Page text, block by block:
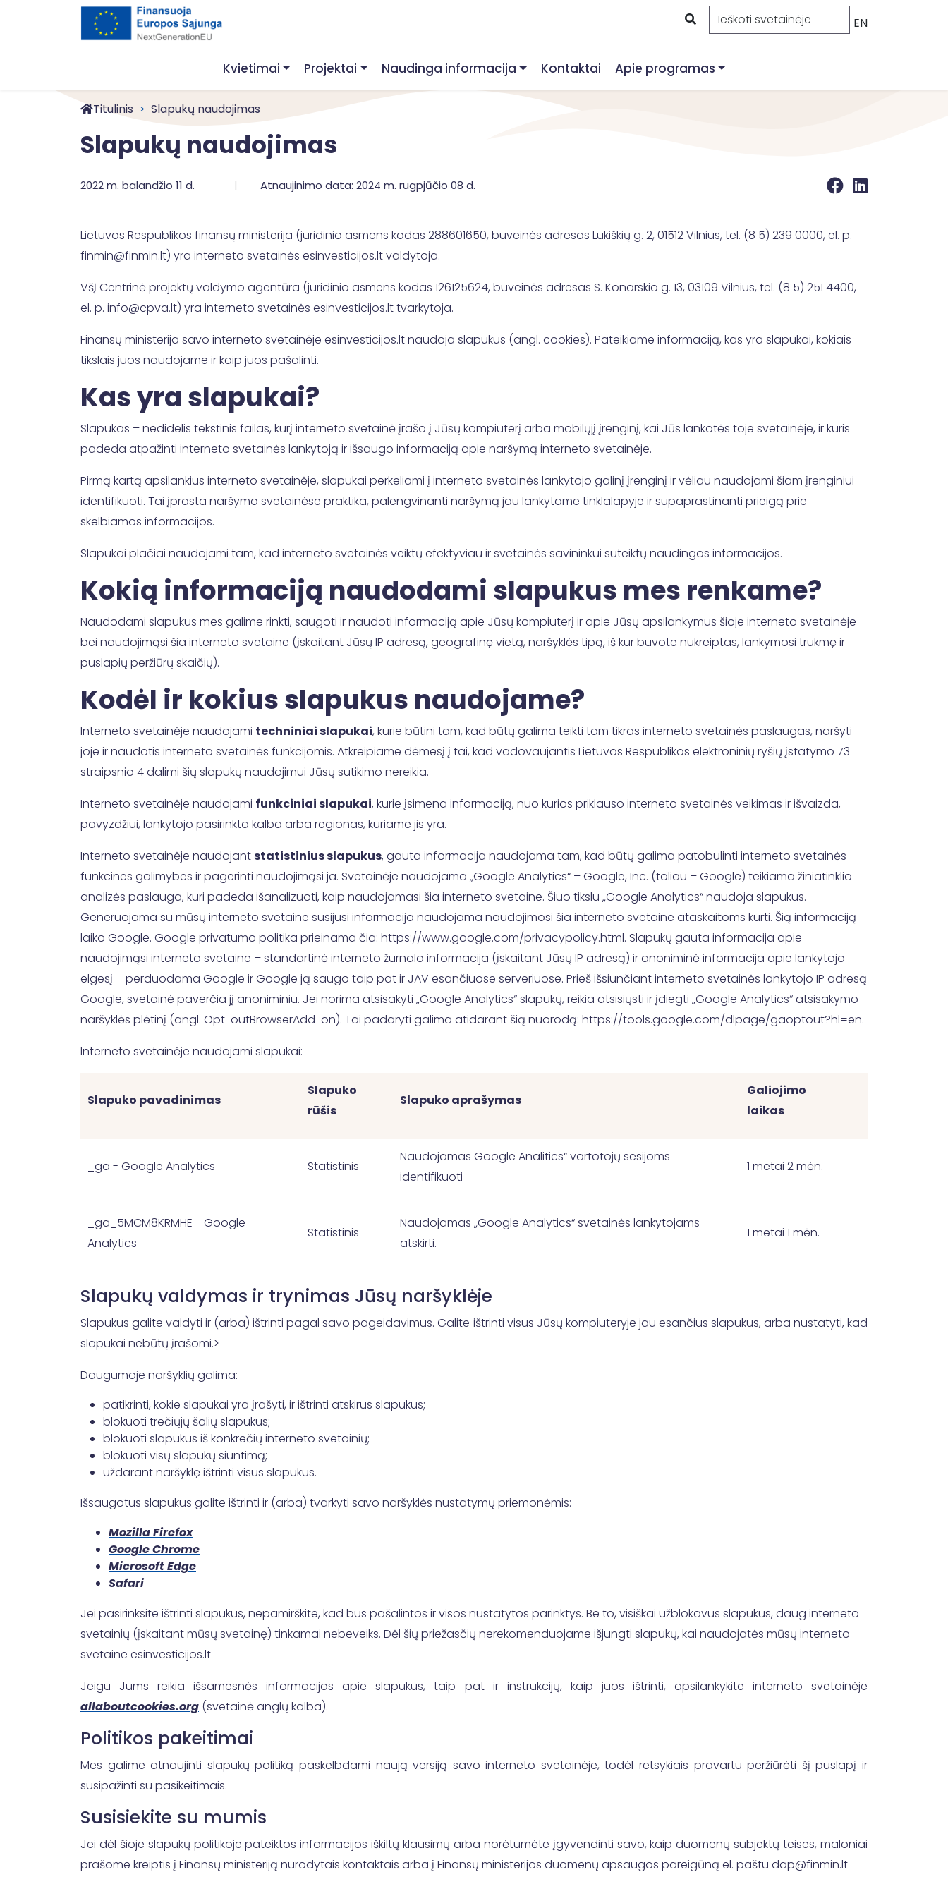
EN
Kvietimai Projektai Naudinga informacija Kontaktai Apie programas
Titulinis Slapukų naudojimas
Slapukų naudojimas
2022 m. balandžio 11 d. Atnaujinimo data: 2024 m. rugpjūčio 08 d.
Lietuvos Respublikos finansų ministerija (juridinio asmens kodas 288601650, buveinės adresas Lukiškių g. 2, 01512 Vilnius, tel. (8 5) 239 0000, el. p.
finmin@finmin.lt) yra interneto svetainės esinvesticijos.lt valdytoja.
VšĮ Centrinė projektų valdymo agentūra (juridinio asmens kodas 126125624, buveinės adresas S. Konarskio g. 13, 03109 Vilnius, tel. (8 5) 251 4400,
el. p. info@cpva.lt) yra interneto svetainės esinvesticijos.lt tvarkytoja.
Finansų ministerija savo interneto svetainėje esinvesticijos.lt naudoja slapukus (angl. cookies). Pateikiame informaciją, kas yra slapukai, kokiais
tikslais juos naudojame ir kaip juos pašalinti.
Kas yra slapukai?
Slapukas – nedidelis tekstinis failas, kurį interneto svetainė įrašo į Jūsų kompiuterį arba mobilųjį įrenginį, kai Jūs lankotės toje svetainėje, ir kuris
padeda atpažinti interneto svetainės lankytoją ir išsaugo informaciją apie naršymą interneto svetainėje.
Pirmą kartą apsilankius interneto svetainėje, slapukai perkeliami į interneto svetainės lankytojo galinį įrenginį ir vėliau naudojami šiam įrenginiui
identifikuoti. Tai įprasta naršymo svetainėse praktika, palengvinanti naršymą jau lankytame tinklalapyje ir supaprastinanti prieigą prie
skelbiamos informacijos.
Slapukai plačiai naudojami tam, kad interneto svetainės veiktų efektyviau ir svetainės savininkui suteiktų naudingos informacijos.
Kokią informaciją naudodami slapukus mes renkame?
Naudodami slapukus mes galime rinkti, saugoti ir naudoti informaciją apie Jūsų kompiuterį ir apie Jūsų apsilankymus šioje interneto svetainėje
bei naudojimąsi šia interneto svetaine (įskaitant Jūsų IP adresą, geografinę vietą, naršyklės tipą, iš kur buvote nukreiptas, lankymosi trukmę ir
puslapių peržiūrų skaičių).
Kodėl ir kokius slapukus naudojame?
Interneto svetainėje naudojami techniniai slapukai, kurie būtini tam, kad būtų galima teikti tam tikras interneto svetainės paslaugas, naršyti
joje ir naudotis interneto svetainės funkcijomis. Atkreipiame dėmesį į tai, kad vadovaujantis Lietuvos Respublikos elektroninių ryšių įstatymo 73
straipsnio 4 dalimi šių slapukų naudojimui Jūsų sutikimo nereikia.
Interneto svetainėje naudojami funkciniai slapukai, kurie įsimena informaciją, nuo kurios priklauso interneto svetainės veikimas ir išvaizda,
pavyzdžiui, lankytojo pasirinkta kalba arba regionas, kuriame jis yra.
Interneto svetainėje naudojantstatistinius slapukus, gauta informacija naudojama tam, kad būtų galima patobulinti interneto svetainės
funkcines galimybes ir pagerinti naudojimąsi ja. Svetainėje naudojama „Google Analytics“ – Google, Inc. (toliau – Google) teikiama žiniatinklio
analizės paslauga, kuri padeda išanalizuoti, kaip naudojamasi šia interneto svetaine. Šiuo tikslu „Google Analytics“ naudoja slapukus.
Generuojama su mūsų interneto svetaine susijusi informacija naudojama naudojimosi šia interneto svetaine ataskaitoms kurti. Šią informaciją
laiko Google. Google privatumo politika prieinama čia: https://www.google.com/privacypolicy.html. Slapukų gauta informacija apie
naudojimąsi interneto svetaine – standartinė interneto žurnalo informacija (įskaitant Jūsų IP adresą) ir anoniminė informacija apie lankytojo
elgesį – perduodama Google ir Google ją saugo taip pat ir JAV esančiuose serveriuose. Prieš išsiunčiant interneto svetainės lankytojo IP adresą
Google, svetainė paverčia jį anoniminiu. Jei norima atsisakyti „Google Analytics“ slapukų, reikia atsisiųsti ir įdiegti „Google Analytics“ atsisakymo
naršyklės plėtinį (angl. Opt-outBrowserAdd-on). Tai padaryti galima atidarant šią nuorodą: https://tools.google.com/dlpage/gaoptout?hl=en.
Interneto svetainėje naudojami slapukai:
Slapuko pavadinimas
Slapuko
rūšis
Slapuko aprašymas
Galiojimo
laikas
_ga - Google Analytics Statistinis
Naudojamas Google Analitics“ vartotojų sesijoms
identifikuoti
1 metai 2 mėn.
_ga_5MCM8KRMHE - Google
Analytics
Statistinis
Naudojamas „Google Analytics“ svetainės lankytojams
atskirti.
1 metai 1 mėn.
Slapukų valdymas ir trynimas Jūsų naršyklėje
Slapukus galite valdyti ir (arba) ištrinti pagal savo pageidavimus. Galite ištrinti visus Jūsų kompiuteryje jau esančius slapukus, arba nustatyti, kad
slapukai nebūtų įrašomi.>
Daugumoje naršyklių galima:
patikrinti, kokie slapukai yra įrašyti, ir ištrinti atskirus slapukus;
blokuoti trečiųjų šalių slapukus;
blokuoti slapukus iš konkrečių interneto svetainių;
blokuoti visų slapukų siuntimą;
uždarant naršyklę ištrinti visus slapukus.
Išsaugotus slapukus galite ištrinti ir (arba) tvarkyti savo naršyklės nustatymų priemonėmis:
Mozilla Firefox
Google Chrome
Microsoft Edge
Safari
Jei pasirinksite ištrinti slapukus, nepamirškite, kad bus pašalintos ir visos nustatytos parinktys. Be to, visiškai užblokavus slapukus, daug interneto
svetainių (įskaitant mūsų svetainę) tinkamai nebeveiks. Dėl šių priežasčių nerekomenduojame išjungti slapukų, kai naudojatės mūsų interneto
svetaine esinvesticijos.lt
Jeigu Jums reikia išsamesnės informacijos apie slapukus, taip pat ir instrukcijų, kaip juos ištrinti, apsilankykite interneto svetainėje
allaboutcookies.org (svetainė anglų kalba).
Politikos pakeitimai
Mes galime atnaujinti slapukų politiką paskelbdami naują versiją savo interneto svetainėje, todėl retsykiais pravartu peržiūrėti šį puslapį ir
susipažinti su pasikeitimais.
Susisiekite su mumis
Jei dėl šioje slapukų politikoje pateiktos informacijos iškiltų klausimų arba norėtumėte įgyvendinti savo, kaip duomenų subjektų teises, maloniai
prašome kreiptis į Finansų ministeriją nurodytais kontaktais arba į Finansų ministerijos duomenų apsaugos pareigūną el. paštu dap@finmin.lt